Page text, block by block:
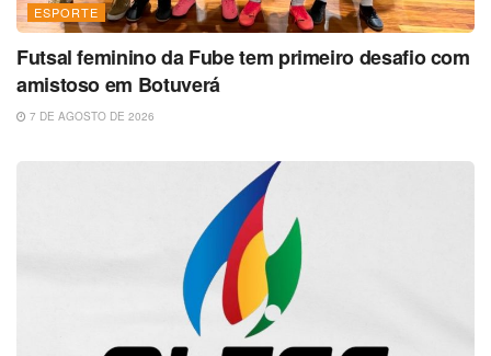
ESPORTE
Futsal feminino da Fube tem primeiro desafio com
amistoso em Botuverá
7 DE AGOSTO DE 2026